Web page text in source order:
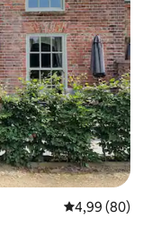
4,99 av 5 i
4,99 (80)